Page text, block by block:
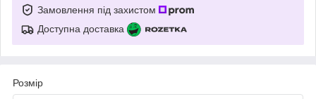
Замовлення під захистом
Доступна доставка
Розмір